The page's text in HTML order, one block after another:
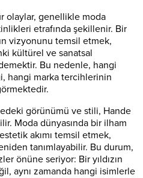
olaylar, genellikle moda
etrafında şekillenir. Bir
vizyonunu temsil etmek,
kültürel ve sanatsal
Bu nedenle, hangi
hangi marka tercihlerinin
görünümü ve stili, Hande
Moda dünyasında bir ilham
akımı temsil etmek,
tanımlayabilir. Bu durum,
önüne seriyor: Bir yıldızın
aynı zamanda hangi isimlerle